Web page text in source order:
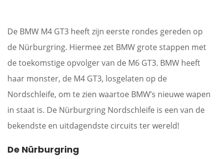
De BMW M4 GT3 heeft zijn eerste rondes gereden op
de Nürburgring. Hiermee zet BMW grote stappen met
de toekomstige opvolger van de M6 GT3. BMW heeft
haar monster, de M4 GT3, losgelaten op de
Nordschleife, om te zien waartoe BMW’s nieuwe wapen
in staat is. De Nürburgring Nordschleife is een van de
bekendste en uitdagendste circuits ter wereld!
De Nürburgring